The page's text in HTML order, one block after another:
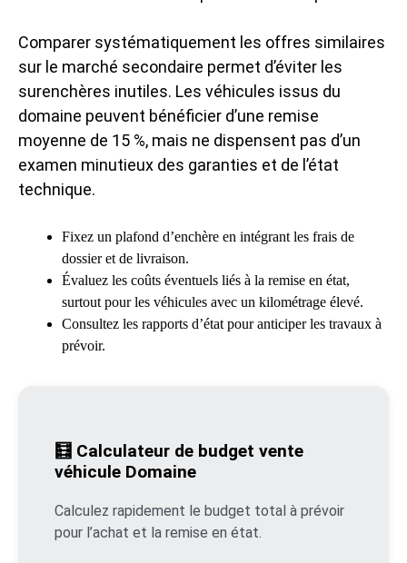
Comparer systématiquement les offres similaires
sur le marché secondaire permet d’éviter les
surenchères inutiles. Les véhicules issus du
domaine peuvent bénéficier d’une remise
moyenne de 15 %, mais ne dispensent pas d’un
examen minutieux des garanties et de l’état
technique.
Fixez un plafond d’enchère en intégrant les frais de
dossier et de livraison.
Évaluez les coûts éventuels liés à la remise en état,
surtout pour les véhicules avec un kilométrage élevé.
Consultez les rapports d’état pour anticiper les travaux à
prévoir.
🧮 Calculateur de budget vente
véhicule Domaine
Calculez rapidement le budget total à prévoir
pour l’achat et la remise en état.